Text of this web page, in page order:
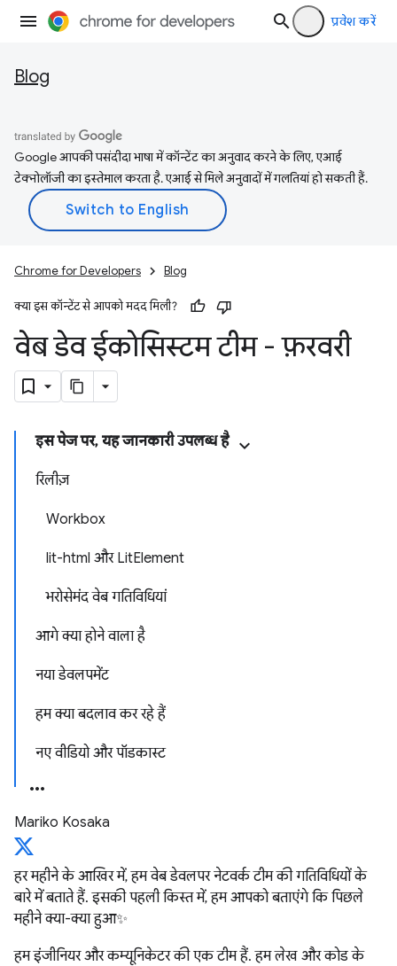
प्रवेश करें
Blog
Google आपकी पसंदीदा भाषा में कॉन्टेंट का अनुवाद करने के लिए, एआई
टेक्नोलॉजी का इस्तेमाल करता है. एआई से मिले अनुवादों में गलतियां हो सकती हैं.
Chrome for Developers Blog
क्या इस कॉन्टेंट से आपको मदद मिली?
वेब डेव ईकोसिस्टम टीम - फ़रवरी
इस पेज पर, यह जानकारी उपलब्ध है
रिलीज़
Workbox
lit-html और LitElement
भरोसेमंद वेब गतिविधियां
आगे क्या होने वाला है
नया डेवलपमेंट
हम क्या बदलाव कर रहे हैं
नए वीडियो और पॉडकास्ट
Mariko Kosaka
हर महीने के आखिर में, हम वेब डेवलपर नेटवर्क टीम की गतिविधियों के
बारे में बताते हैं. इसकी पहली किस्त में, हम आपको बताएंगे कि पिछले
महीने क्या-क्या हुआ✨
हम इंजीनियर और कम्यूनिकेटर की एक टीम हैं. हम लेख और कोड के